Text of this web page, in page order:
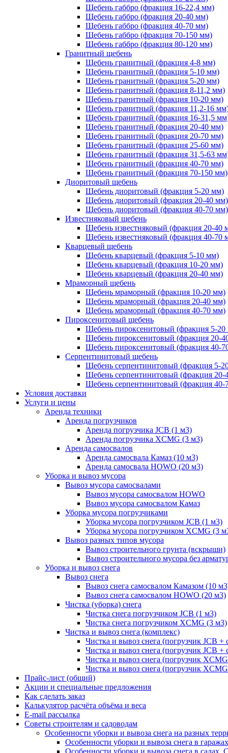
Щебень габбро (фракция 16-22,4 мм)
Щебень габбро (фракция 20-40 мм)
Щебень габбро (фракция 40-70 мм)
Щебень габбро (фракция 70-150 мм)
Щебень габбро (фракция 80-120 мм)
Гранитный щебень
Щебень гранитный (фракция 4-8 мм)
Щебень гранитный (фракция 5-10 мм)
Щебень гранитный (фракция 5-20 мм)
Щебень гранитный (фракция 8-11,2 мм)
Щебень гранитный (фракция 10-20 мм)
Щебень гранитный (фракция 11,2-16
Щебень гранитный (фракция 16-31,5
Щебень гранитный (фракция 20-40 мм)
Щебень гранитный (фракция 20-70 мм)
Щебень гранитный (фракция 25-60 мм)
Щебень гранитный (фракция 31,5-63
Щебень гранитный (фракция 40-70 мм)
Щебень гранитный (фракция 70-150 мм)
Диоритовый щебень
Щебень диоритовый (фракция 5-20 мм)
Щебень диоритовый (фракция 20-40 мм)
Щебень диоритовый (фракция 40-70 мм)
Известняковый щебень
Щебень известняковый (фракция 20-40
Щебень известняковый (фракция 40-70
Кварцевый щебень
Щебень кварцевый (фракция 5-10 мм)
Щебень кварцевый (фракция 10-20 мм)
Щебень кварцевый (фракция 20-40 мм)
Мраморный щебень
Щебень мраморный (фракция 10-20 мм)
Щебень мраморный (фракция 20-40 мм)
Щебень мраморный (фракция 40-70 мм)
Пироксенитовый щебень
Щебень пироксенитовый (фракция 5-
Щебень пироксенитовый (фракция 20-
Щебень пироксенитовый (фракция 40-
Серпентинитовый щебень
Щебень серпентинитовый (фракция 5-
Щебень серпентинитовый (фракция 20-
Щебень серпентинитовый (фракция 40-
Условия доставки
Услуги и цены
Аренда техники
Аренда погрузчиков
Аренда погрузчика JCB (1 м3)
Аренда погрузчика XCMG (3 м3)
Аренда самосвалов
Аренда самосвала Камаз (10 м3)
Аренда самосвала HOWO (20 м3)
Уборка и вывоз мусора
Вывоз мусора самосвалами
Вывоз мусора самосвалом HOWO
Вывоз мусора самосвалом Камаз
Уборка мусора погрузчиками
Уборка мусора погрузчиком JCB (1 м3)
Уборка мусора погрузчиком XCMG (3
Вывоз разных типов мусора
Вывоз строительного грунта (вскрыши)
Вывоз строительного мусора без
Уборка и вывоз снега
Вывоз снега
Вывоз снега самосвалом Камазом (10
Вывоз снега самосвалом HOWO (20 м3)
Чистка (уборка) снега
Чистка снега погрузчиком JCB (1 м3)
Чистка снега погрузчиком XCMG (3 м3)
Чистка и вывоз снега (комплекс)
Чистка и вывоз снега (погрузчик JCB +
Чистка и вывоз снега (погрузчик JCB +
Чистка и вывоз снега (погрузчик
Чистка и вывоз снега (погрузчик
Прайс-лист (общий)
Акции и специальные предложения
Как сделать заказ
Калькулятор расчёта объёма и веса
E-mail рассылка
Советы строителям и садоводам
Особенности уборки и вывоза снега на разных
Особенности уборки и вывоза снега в
Особенности уборки и вывоза снега в садах,